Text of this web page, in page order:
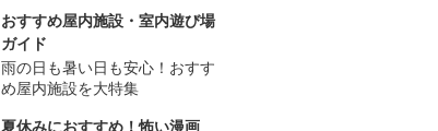
おすすめ屋内施設・室内遊び場
ガイド
雨の日も暑い日も安心！おすす
め屋内施設を大特集
夏休みにおすすめ！怖い漫画